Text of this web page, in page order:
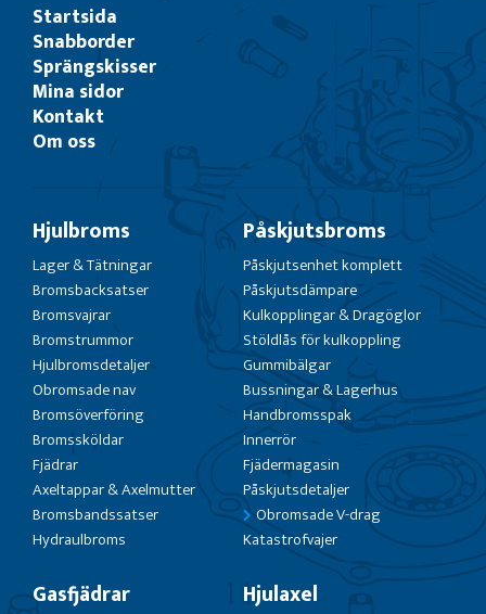
Startsida
Snabborder
Sprängskisser
Mina sidor
Kontakt
Om oss
Hjulbroms
Lager & Tätningar
Bromsbacksatser
Bromsvajrar
Bromstrummor
Hjulbromsdetaljer
Obromsade nav
Bromsöverföring
Bromssköldar
Fjädrar
Axeltappar & Axelmutter
Bromsbandssatser
Hydraulbroms
Påskjutsbroms
Påskjutsenhet komplett
Påskjutsdämpare
Kulkopplingar & Dragöglor
Stöldlås för kulkoppling
Gummibälgar
Bussningar & Lagerhus
Handbromsspak
Innerrör
Fjädermagasin
Påskjutsdetaljer
Obromsade V-drag
Katastrofvajer
Gasfjädrar Hjulaxel